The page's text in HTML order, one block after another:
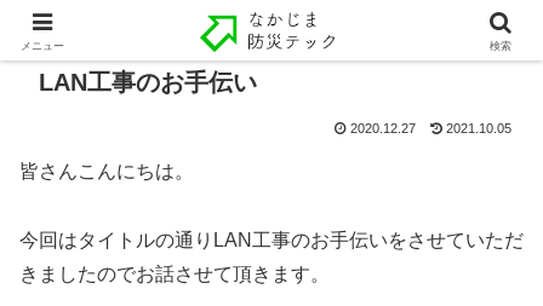
LAN工事のお手伝い
2020.12.27 2021.10.05
皆さんこんにちは。
今回はタイトルの通りLAN工事のお手伝いをさせていただ
きましたのでお話させて頂きます。
メニュー 検索